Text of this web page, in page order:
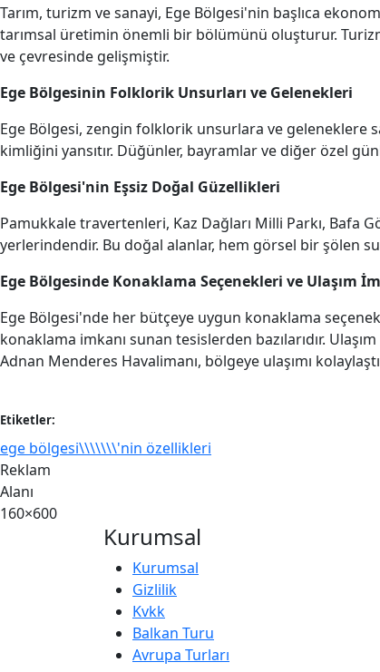
Tarım, turizm ve sanayi, Ege Bölgesi'nin başlıca
tarımsal üretimin önemli bir bölümünü oluşturur.
ve çevresinde gelişmiştir.
Ege Bölgesinin Folklorik Unsurları ve Gelenekleri
Ege Bölgesi, zengin folklorik unsurlara ve geleneklere
kimliğini yansıtır. Düğünler, bayramlar ve diğer özel
Ege Bölgesi'nin Eşsiz Doğal Güzellikleri
Pamukkale travertenleri, Kaz Dağları Milli Parkı, Bafa
yerlerindendir. Bu doğal alanlar, hem görsel bir şölen
Ege Bölgesinde Konaklama Seçenekleri ve Ulaşım
Ege Bölgesi'nde her bütçeye uygun konaklama
konaklama imkanı sunan tesislerden bazılarıdır.
Adnan Menderes Havalimanı, bölgeye ulaşımı
Etiketler:
ege bölgesi\\\\\\\'nin özellikleri
Reklam
Alanı
160×600
Kurumsal
Kurumsal
Gizlilik
Kvkk
Balkan Turu
Avrupa Turları